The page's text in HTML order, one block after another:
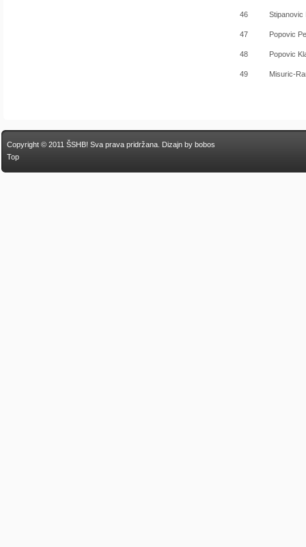
46 Stipanovic
47 Popovic
48 Popovic
49 Misuric-
Copyright © 2011 ŠSHB! Sva prava pridržana. Dizajn by bobos
Top